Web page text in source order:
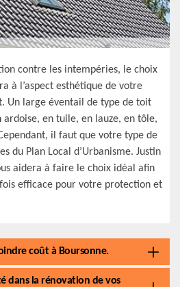
contre les intempéries, le choix
à l’aspect esthétique de votre
Un large éventail de type de toit
ardoise, en tuile, en lauze, en tôle,
il faut que votre type de
du Plan Local d’Urbanisme. Justin
aidera à faire le choix idéal afin
efficace pour votre protection et
coût à Boursonne.
dans la rénovation de vos